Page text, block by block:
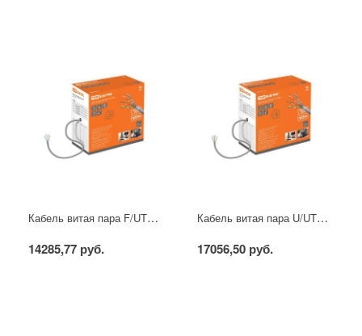
Кабель витая пара F/UTP Cat 5e 4х2х24AWG (305м) solid, ПВХ, серый TDM
14285,77 руб.
Кабель витая пара U/UTP Cat 6 4х2х23AWG (305м) solid, ПВХ, серый TDM
17056,50 руб.